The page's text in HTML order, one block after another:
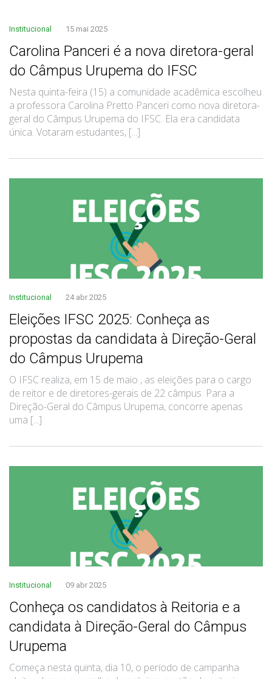
Institucional 15 mai 2025
Carolina Panceri é a nova diretora-geral
do Câmpus Urupema do IFSC
Nesta quinta-feira (15) a comunidade acadêmica escolheu
a professora Carolina Pretto Panceri como nova diretora-
geral do Câmpus Urupema do IFSC. Ela era candidata
única. Votaram estudantes, [...]
Institucional 24 abr 2025
Eleições IFSC 2025: Conheça as
propostas da candidata à Direção-Geral
do Câmpus Urupema
O IFSC realiza, em 15 de maio , as eleições para o cargo
de reitor e de diretores-gerais de 22 câmpus. Para a
Direção-Geral do Câmpus Urupema, concorre apenas
uma [...]
Institucional 09 abr 2025
​Conheça os candidatos à Reitoria e a
candidata à Direção-Geral do Câmpus
Urupema
Começa nesta quinta, dia 10, o período de campanha